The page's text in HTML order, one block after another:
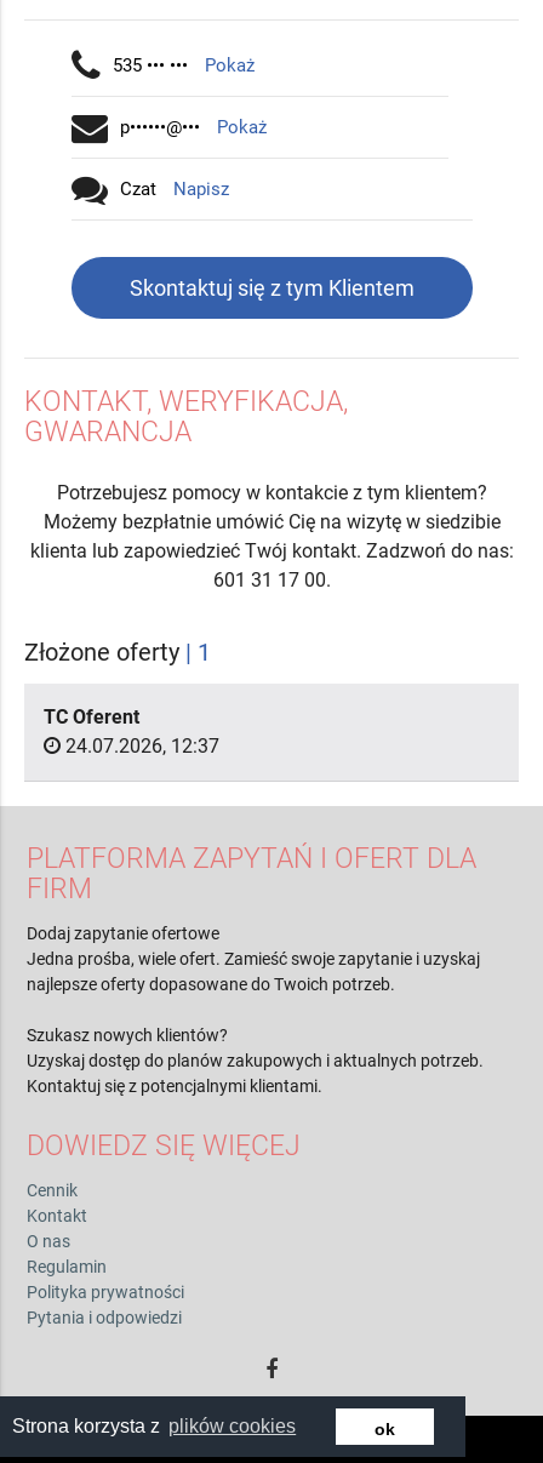
Strona korzysta z plików cookies ok
535 ••• ••• Pokaż
p••••••@••• Pokaż
Czat Napisz
Skontaktuj się z tym Klientem
KONTAKT, WERYFIKACJA,
GWARANCJA
Potrzebujesz pomocy w kontakcie z tym klientem?
Możemy bezpłatnie umówić Cię na wizytę w siedzibie
klienta lub zapowiedzieć Twój kontakt. Zadzwoń do nas:
601 31 17 00.
Złożone oferty | 1
TC Oferent
24.07.2026, 12:37
PLATFORMA ZAPYTAŃ I OFERT DLA
FIRM
Dodaj zapytanie ofertowe
Jedna prośba, wiele ofert. Zamieść swoje zapytanie i uzyskaj
najlepsze oferty dopasowane do Twoich potrzeb.
Szukasz nowych klientów?
Uzyskaj dostęp do planów zakupowych i aktualnych potrzeb.
Kontaktuj się z potencjalnymi klientami.
DOWIEDZ SIĘ WIĘCEJ
Cennik
Kontakt
O nas
Regulamin
Polityka prywatności
Pytania i odpowiedzi